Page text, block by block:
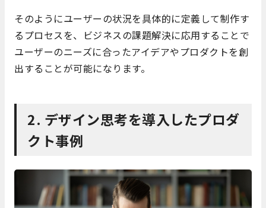
そのようにユーザーの状況を具体的に定義して制作す
るプロセスを、ビジネスの課題解決に応用することで
ユーザーのニーズに合ったアイデアやプロダクトを創
出することが可能になります。
2. デザイン思考を導入したプロダ
クト事例